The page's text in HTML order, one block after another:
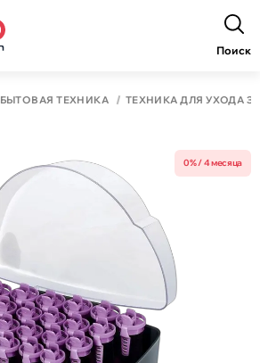
Поиск
БЫТОВАЯ ТЕХНИКА ТЕХНИКА ДЛЯ УХОДА
0% / 4 месяца